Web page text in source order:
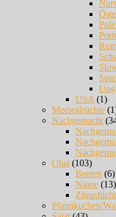
USA (1)
Meeresfrüchte
Nachgemacht
Obst (103)
Beeren (6)
Nüsse (13)
Pfannkuchen/